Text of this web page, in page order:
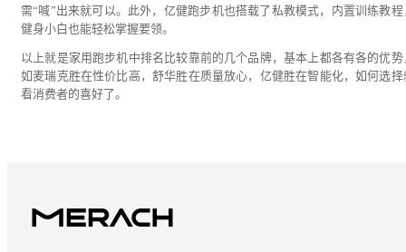
需“喊”出来就可以。此外，亿健跑步机也搭载了私教模式，内置训练教程
健身小白也能轻松掌握要领。
以上就是家用跑步机中排名比较靠前的几个品牌，基本上都各有各的优势
如麦瑞克胜在性价比高，舒华胜在质量放心，亿健胜在智能化，如何选择
看消费者的喜好了。